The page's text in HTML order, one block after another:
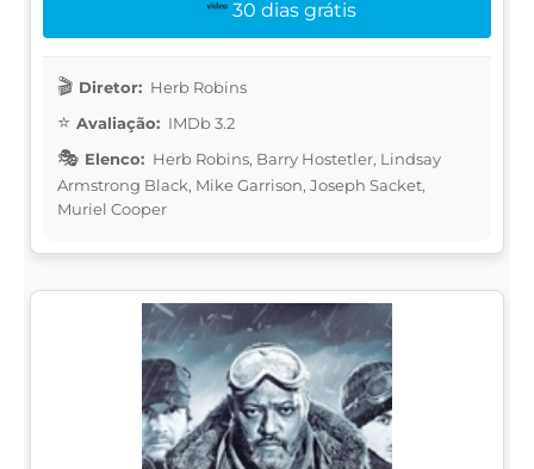
30 dias grátis
Diretor: Herb Robins
Avaliação: IMDb 3.2
Elenco: Herb Robins, Barry Hostetler, Lindsay
Armstrong Black, Mike Garrison, Joseph Sacket,
Muriel Cooper